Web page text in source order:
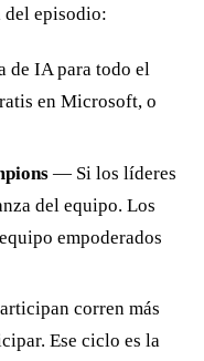
del episodio:
IA para todo el
en Microsoft, o
— Si los líderes
del equipo. Los
empoderados
corren más
Ese ciclo es la